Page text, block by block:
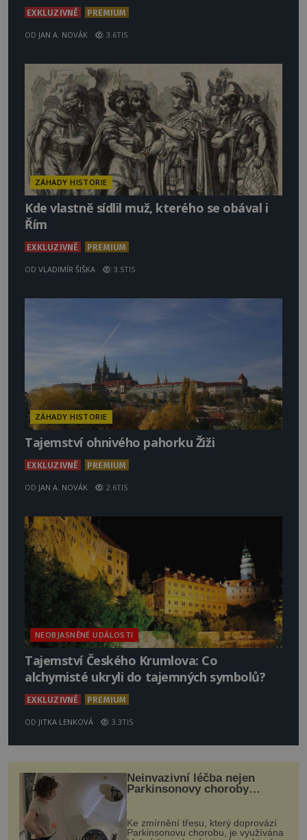
EXKLUZIVNĚ PREMIUM
OD JAN A. NOVÁK 3.6TIS
ZÁHADY HISTORIE
Kde vlastně sídlil muž, kterého se obával i
Řím
EXKLUZIVNĚ PREMIUM
OD VLADIMÍR ŠIŠKA 3.5TIS
ZÁHADY HISTORIE
Tajemství ohnivého pahorku Žiži
EXKLUZIVNĚ PREMIUM
OD JAN A. NOVÁK 2.6TIS
NEOBJASNĚNÉ UDÁLOSTI
Tajemství Českého Krumlova: Co
alchymisté ukryli do tajemných symbolů?
EXKLUZIVNĚ PREMIUM
OD JITKA LENKOVÁ 3.3TIS
Neinvazivní léčba nejen
Parkinsonovy choroby
Ke zmírnění třesu, který doprovází
Parkinsonovu chorobu, je využívána